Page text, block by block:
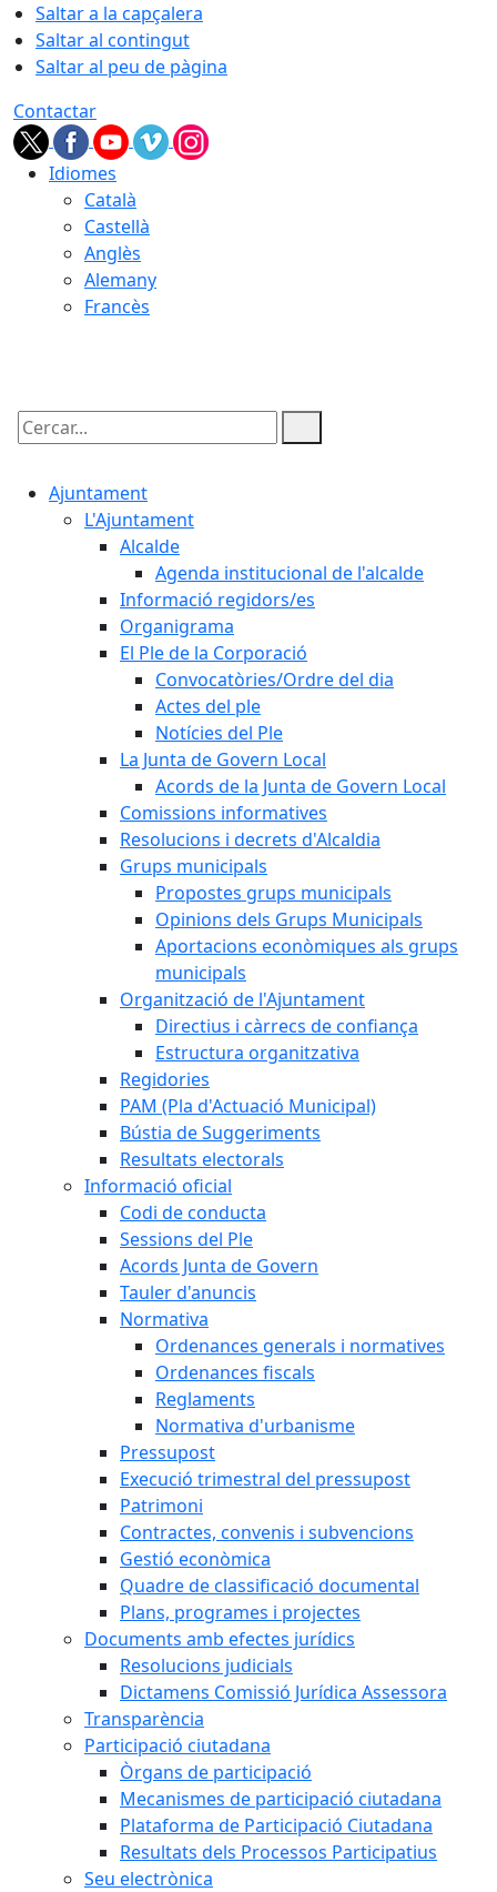
Saltar a la capçalera
Saltar al contingut
Saltar al peu de pàgina
Contactar
Idiomes
Català
Castellà
Anglès
Alemany
Francès
Cercar:
Ajuntament
L'Ajuntament
Alcalde
Agenda institucional de l'alcalde
Informació regidors/es
Organigrama
El Ple de la Corporació
Convocatòries/Ordre del dia
Actes del ple
Notícies del Ple
La Junta de Govern Local
Acords de la Junta de Govern Local
Comissions informatives
Resolucions i decrets d'Alcaldia
Grups municipals
Propostes grups municipals
Opinions dels Grups Municipals
Aportacions econòmiques als grups
municipals
Organització de l'Ajuntament
Directius i càrrecs de confiança
Estructura organitzativa
Regidories
PAM (Pla d'Actuació Municipal)
Bústia de Suggeriments
Resultats electorals
Informació oficial
Codi de conducta
Sessions del Ple
Acords Junta de Govern
Tauler d'anuncis
Normativa
Ordenances generals i normatives
Ordenances fiscals
Reglaments
Normativa d'urbanisme
Pressupost
Execució trimestral del pressupost
Patrimoni
Contractes, convenis i subvencions
Gestió econòmica
Quadre de classificació documental
Plans, programes i projectes
Documents amb efectes jurídics
Resolucions judicials
Dictamens Comissió Jurídica Assessora
Transparència
Participació ciutadana
Òrgans de participació
Mecanismes de participació ciutadana
Plataforma de Participació Ciutadana
Resultats dels Processos Participatius
Seu electrònica